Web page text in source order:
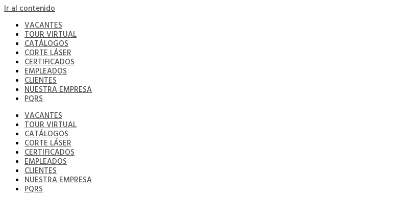
Ir al contenido
VACANTES
TOUR VIRTUAL
CATÁLOGOS
CORTE LÁSER
CERTIFICADOS
EMPLEADOS
CLIENTES
NUESTRA EMPRESA
PQRS
VACANTES
TOUR VIRTUAL
CATÁLOGOS
CORTE LÁSER
CERTIFICADOS
EMPLEADOS
CLIENTES
NUESTRA EMPRESA
PQRS